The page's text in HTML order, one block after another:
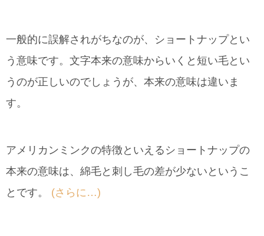
一般的に誤解されがちなのが、ショートナップとい
う意味です。文字本来の意味からいくと短い毛とい
うのが正しいのでしょうが、本来の意味は違いま
す。
アメリカンミンクの特徴といえるショートナップの
本来の意味は、綿毛と刺し毛の差が少ないというこ
とです。 (さらに…)